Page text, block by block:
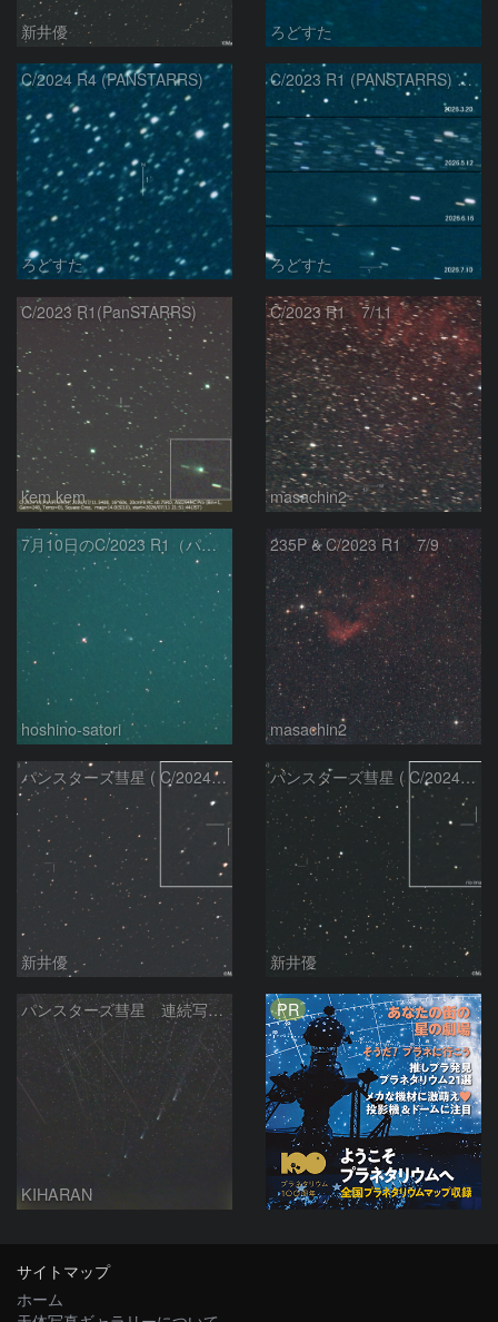
新井優 ろどすた
C/2024 R4 (PANSTARRS)
ろどすた
C/2023 R1 (PANSTARRS) の変化
ろどすた
C/2023 R1(PanSTARRS)
kem.kem
C/2023 R1 7/11
masachin2
7月10日のC/2023 R1（パンスターズ彗星）
hoshino-satori
235P & C/2023 R1 7/9
masachin2
パンスターズ彗星 ( C/2024R4 )：2026/06/28
新井優
パンスターズ彗星 ( C/2024G4 )の予報位置：2026/06/23
新井優
パンスターズ彗星 連続写真 再処理
KIHARAN
PR
サイトマップ
ホーム